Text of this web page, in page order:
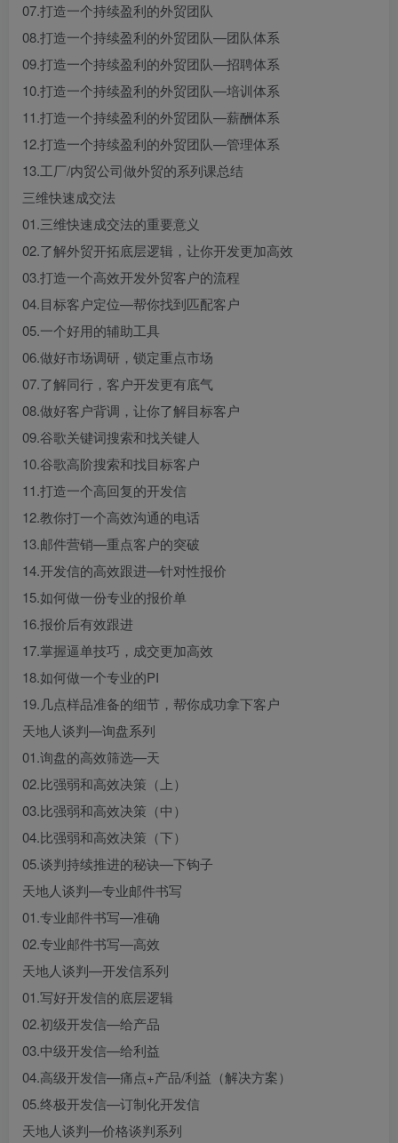
07.打造一个持续盈利的外贸团队
08.打造一个持续盈利的外贸团队—团队体系
09.打造一个持续盈利的外贸团队—招聘体系
10.打造一个持续盈利的外贸团队—培训体系
11.打造一个持续盈利的外贸团队—薪酬体系
12.打造一个持续盈利的外贸团队—管理体系
13.工厂/内贸公司做外贸的系列课总结
三维快速成交法
01.三维快速成交法的重要意义
02.了解外贸开拓底层逻辑，让你开发更加高效
03.打造一个高效开发外贸客户的流程
04.目标客户定位—帮你找到匹配客户
05.一个好用的辅助工具
06.做好市场调研，锁定重点市场
07.了解同行，客户开发更有底气
08.做好客户背调，让你了解目标客户
09.谷歌关键词搜索和找关键人
10.谷歌高阶搜索和找目标客户
11.打造一个高回复的开发信
12.教你打一个高效沟通的电话
13.邮件营销—重点客户的突破
14.开发信的高效跟进—针对性报价
15.如何做一份专业的报价单
16.报价后有效跟进
17.掌握逼单技巧，成交更加高效
18.如何做一个专业的PI
19.几点样品准备的细节，帮你成功拿下客户
天地人谈判—询盘系列
01.询盘的高效筛选—天
02.比强弱和高效决策（上）
03.比强弱和高效决策（中）
04.比强弱和高效决策（下）
05.谈判持续推进的秘诀—下钩子
天地人谈判—专业邮件书写
01.专业邮件书写—准确
02.专业邮件书写—高效
天地人谈判—开发信系列
01.写好开发信的底层逻辑
02.初级开发信—给产品
03.中级开发信—给利益
04.高级开发信—痛点+产品/利益（解决方案）
05.终极开发信—订制化开发信
天地人谈判—价格谈判系列